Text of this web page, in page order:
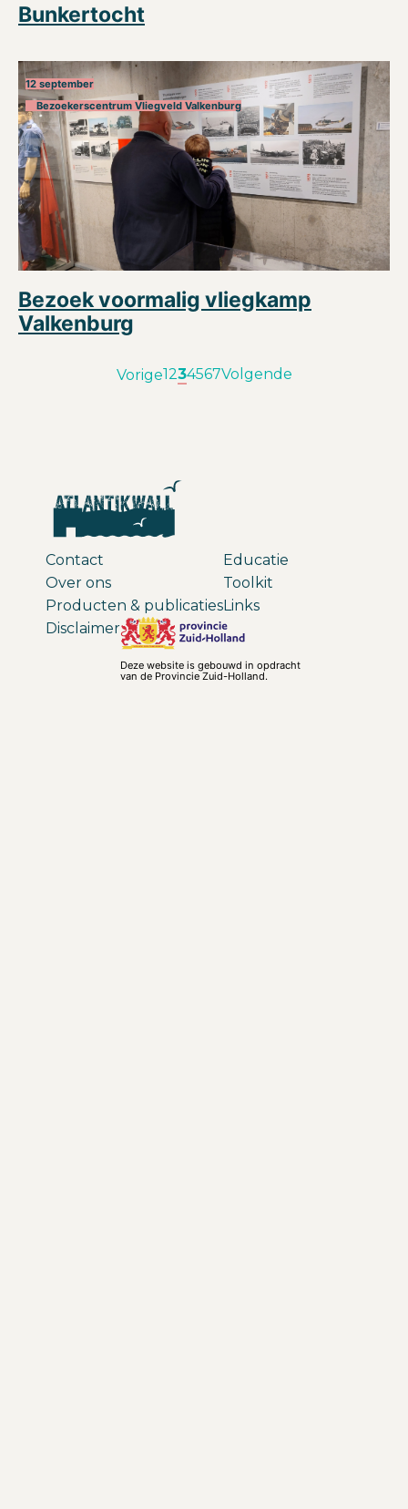
Bunkertocht
12 september
Bezoekerscentrum Vliegveld Valkenburg
Bezoek voormalig vliegkamp
Valkenburg
Vorige1234567Volgende
Contact
Over ons
Producten & publicaties
Educatie
Toolkit
Links
Disclaimer
Deze website is gebouwd in opdracht
van de Provincie Zuid-Holland.